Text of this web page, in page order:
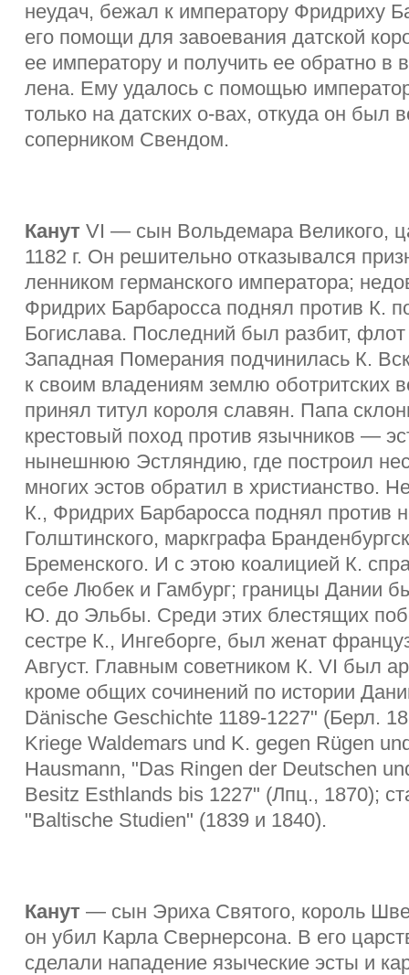
неудач, бежал к императору Фридриху
его помощи для завоевания датской
ее императору и получить ее обратно в
лена. Ему удалось с помощью
только на датских о-вах, откуда он был
соперником Свендом.
Канут VI — сын Вольдемара Великого,
1182 г. Он решительно отказывался
ленником германского императора;
Фридрих Барбаросса поднял против К.
Богислава. Последний был разбит, флот
Западная Померания подчинилась К.
к своим владениям землю оботритских
принял титул короля славян. Папа
крестовый поход против язычников —
нынешнюю Эстляндию, где построил
многих эстов обратил в христианство.
К., Фридрих Барбаросса поднял против
Голштинского, маркграфа
Бременского. И с этою коалицией К.
себе Любек и Гамбург; границы Дании
Ю. до Эльбы. Среди этих блестящих
сестре К., Ингеборге, был женат
Август. Главным советником К. VI был
кроме общих сочинений по истории
Dänische Geschichte 1189-1227" (Берл.
Kriege Waldemars und K. gegen Rügen
Hausmann, "Das Ringen der Deutschen
Besitz Esthlands bis 1227" (Лпц., 1870);
"Baltische Studien" (1839 и 1840).
Канут — сын Эриха Святого, король
он убил Карла Свернерсона. В его
сделали нападение языческие эсты и